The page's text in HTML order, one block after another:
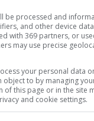
italian Antonio
të madh ku do
be processed and
and other device
with 369 partners, or
may use precise
your personal data
object to by managing
of this page or in the site
and cookie settings.